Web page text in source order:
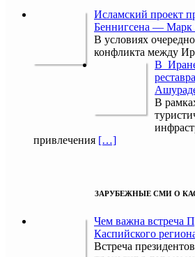
Исламский проект
Беннигсена — Марк
В условиях
конфликта между
В
В
привлечения […]
ЗАРУБЕЖНЫЕ СМИ О
Чем важна встреча
Каспийского
Встреча